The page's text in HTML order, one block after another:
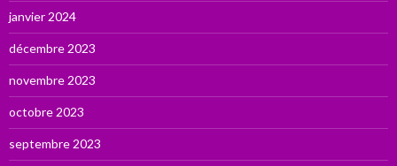
janvier 2024
décembre 2023
novembre 2023
octobre 2023
septembre 2023